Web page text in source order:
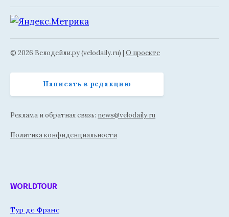
© 2026 Велодейли.ру (velodaily.ru) | О проекте
Написать в редакцию
Реклама и обратная связь: news@velodaily.ru
Политика конфиденциальности
WORLDTOUR
Тур де Франс